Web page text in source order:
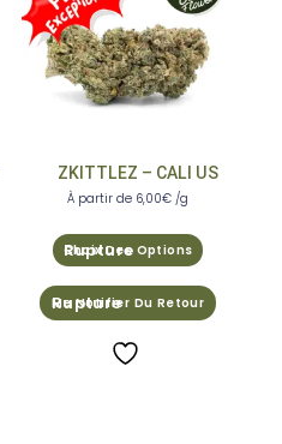
ZKITTLEZ – CALI US
À partir de 6,00€ /g
Choix Des Options
Me Notifier Du Retour